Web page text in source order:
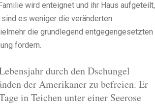
wird enteignet und ihr Haus aufgeteilt,
es weniger die veränderten
die grundlegend entgegengesetzten
fördern.
durch den Dschungel
der Amerikaner zu befreien. Er
in Teichen unter einer Seerose